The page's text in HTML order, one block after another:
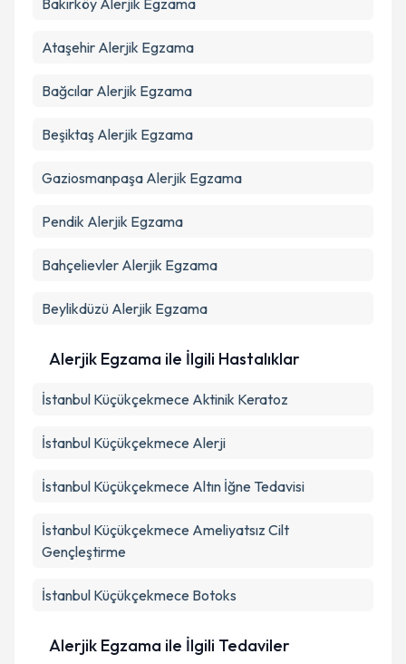
Bakırköy Alerjik Egzama
Ataşehir Alerjik Egzama
Bağcılar Alerjik Egzama
Beşiktaş Alerjik Egzama
Gaziosmanpaşa Alerjik Egzama
Pendik Alerjik Egzama
Bahçelievler Alerjik Egzama
Beylikdüzü Alerjik Egzama
Alerjik Egzama ile İlgili Hastalıklar
İstanbul Küçükçekmece Aktinik Keratoz
İstanbul Küçükçekmece Alerji
İstanbul Küçükçekmece Altın İğne Tedavisi
İstanbul Küçükçekmece Ameliyatsız Cilt
Gençleştirme
İstanbul Küçükçekmece Botoks
Alerjik Egzama ile İlgili Tedaviler